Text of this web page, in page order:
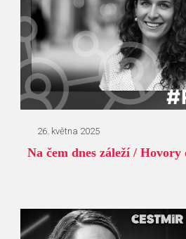
26. května 2025
Na čem dnes záleží / Hovory